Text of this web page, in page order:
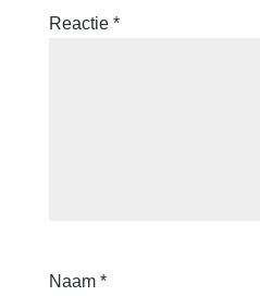
Reactie *
Naam *